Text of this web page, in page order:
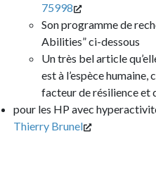
Son programme de recherche
Abilities” ci-dessous
Un très bel article qu’elle a
est à l’espèce humaine, ce que
facteur de résilience et de
HP avec hyperactivité :la
Brunel